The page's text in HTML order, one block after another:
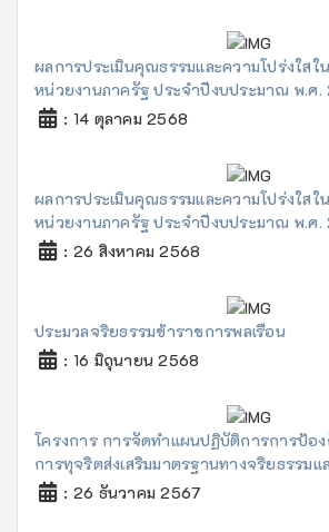
ผลการประเมินคุณธรรมและความโปร่งใสใ
หน่วยงานภาครัฐ ประจำปีงบประมาณ พ.ศ.
: 14 ตุลาคม 2568
ผลการประเมินคุณธรรมและความโปร่งใสใ
หน่วยงานภาครัฐ ประจำปีงบประมาณ พ.ศ.
: 26 สิงหาคม 2568
ประมวลจริยธรรมข้าราชการพลเรือน
: 16 มิถุนายน 2568
โครงการ การจัดทำแผนปฏิบัติการการป้อ
การทุจริตส่งเสริมมาตรฐานทางจริยธรรมแ
: 26 ธันวาคม 2567